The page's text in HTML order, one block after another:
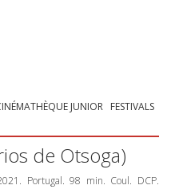
JUNIOR FESTIVALS
de Otsoga)
Portugal. 98 min. Coul. DCP.